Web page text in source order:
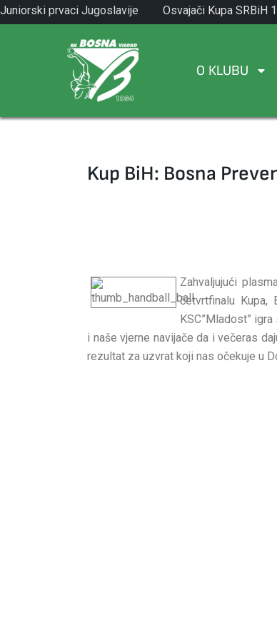
Skip
to
Juniorski prvaci Jugoslavije
1971.
Osvajači Kupa SRBiH
1982.
O KLUBU
Kup BiH: Bosna
Zahvaljujući
četvrtfinalu Kupa,
KSC”Mladost”
i naše vjerne navijače da i večeras
rezultat za uzvrat koji nas očekuje u